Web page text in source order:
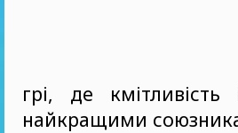
грі, де
найкращими